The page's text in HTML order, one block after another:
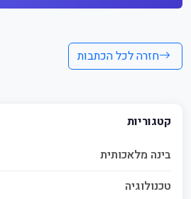
חזרה לכל הכתבות
קטגוריות
בינה מלאכותית
טכנולוגיה